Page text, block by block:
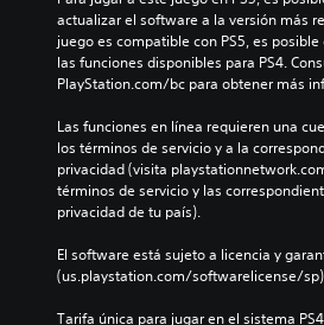
actualizar el software a la versión más
juego es compatible con PS5, es
las funciones disponibles para PS4.
PlayStation.com/bc para obtener más
Las funciones en línea requieren una
los términos de servicio y a la
privacidad (visita
términos de servicio y las
privacidad de tu país).
El software está sujeto a licencia y
(us.playstation.com/softwarelicense/
Tarifa única para jugar en el sistema